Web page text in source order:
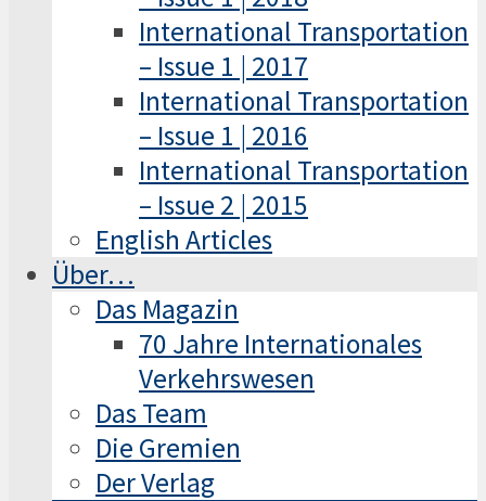
International Transportation
– Issue 1 | 2017
International Transportation
– Issue 1 | 2016
International Transportation
– Issue 2 | 2015
English Articles
Über…
Das Magazin
70 Jahre Internationales
Verkehrswesen
Das Team
Die Gremien
Der Verlag